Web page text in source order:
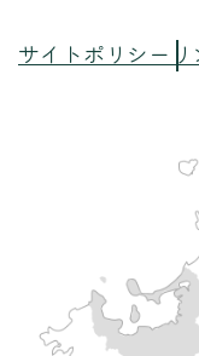
サイトポリシー